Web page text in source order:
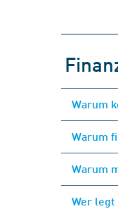
Warum
Warum
Warum
Wer legt